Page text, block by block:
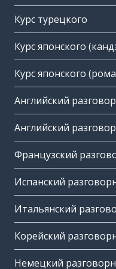
Курс турецкого
Курс японского
Курс японского
Английский
Английский
Французский
Испанский
Итальянский
Корейский
Немецкий